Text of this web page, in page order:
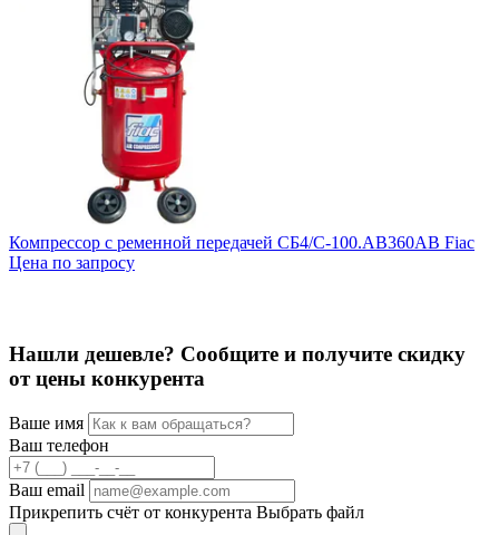
Компрессор с ременной передачей СБ4/С-100.АB360AB Fiac
Цена по запросу
Нашли дешевле? Сообщите и получите скидку
от цены конкурента
Ваше имя
Ваш телефон
Ваш email
Прикрепить счёт от конкурента Выбрать файл